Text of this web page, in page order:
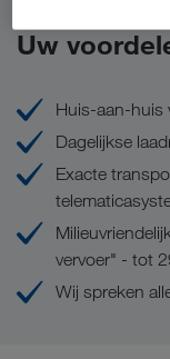
Uw
Huis-aan-huis
Dagelijkse
Exacte
vervoer" - tot
Wij spreken